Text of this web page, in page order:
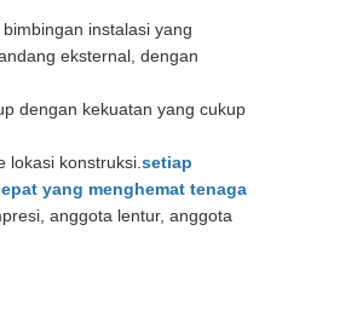
instalasi yang
eksternal, dengan
dengan kekuatan yang cukup
lokasi konstruksi. setiap
yang menghemat tenaga
anggota lentur, anggota